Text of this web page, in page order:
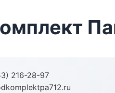
216-28-97